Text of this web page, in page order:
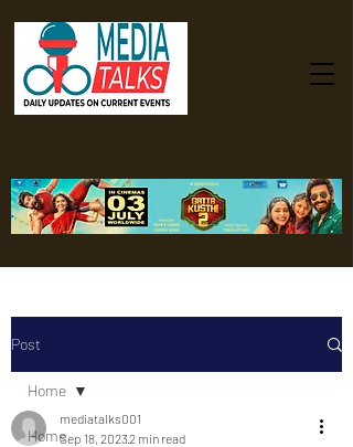
Post
Home
Home
mediatalks001
Sep 18, 20232 min read